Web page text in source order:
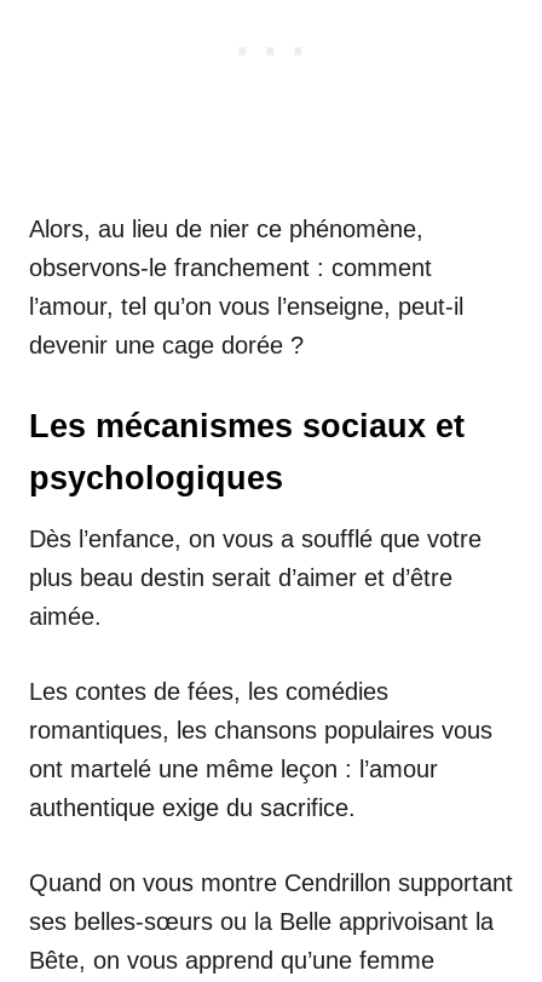
Alors, au lieu de nier ce phénomène,
observons-le franchement : comment
l’amour, tel qu’on vous l’enseigne, peut-il
devenir une cage dorée ?
Les mécanismes sociaux et
psychologiques
Dès l’enfance, on vous a soufflé que votre
plus beau destin serait d’aimer et d’être
aimée.
Les contes de fées, les comédies
romantiques, les chansons populaires vous
ont martelé une même leçon : l’amour
authentique exige du sacrifice.
Quand on vous montre Cendrillon supportant
ses belles-sœurs ou la Belle apprivoisant la
Bête, on vous apprend qu’une femme